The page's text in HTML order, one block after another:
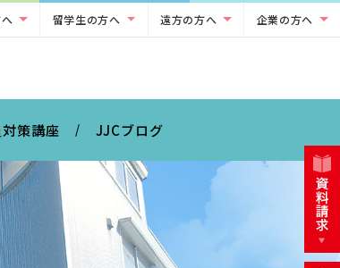
留学生の方へ 遠方の方へ 企業の方へ
策講座 JJCブログ